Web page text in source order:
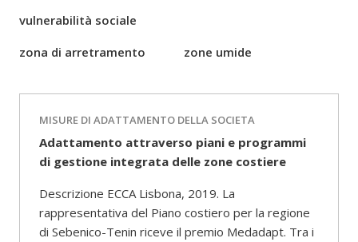
vulnerabilità sociale
zona di arretramento
zone umide
MISURE DI ADATTAMENTO DELLA SOCIETA
Adattamento attraverso piani e programmi
di gestione integrata delle zone costiere
Descrizione ECCA Lisbona, 2019. La
rappresentativa del Piano costiero per la regione
di Sebenico-Tenin riceve il premio Medadapt. Tra i